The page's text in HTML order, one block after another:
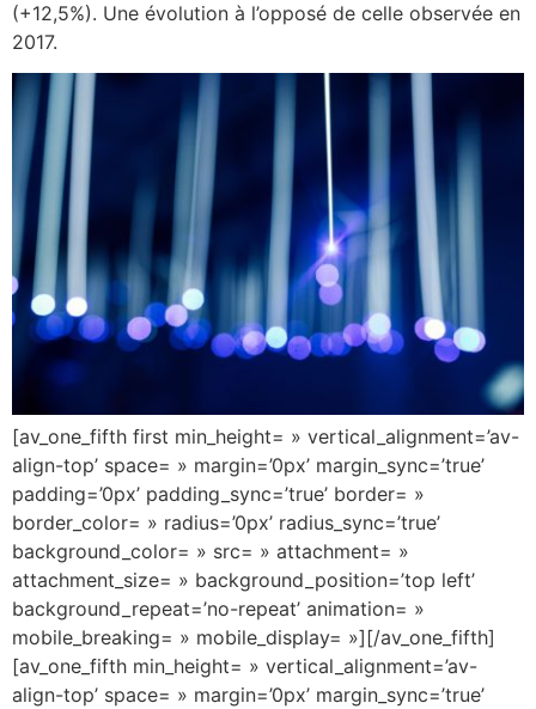
(+12,5%). Une évolution à l’opposé de celle observée en
2017.
[av_one_fifth first min_height= » vertical_alignment=’av-
align-top’ space= » margin=’0px’ margin_sync=’true’
padding=’0px’ padding_sync=’true’ border= »
border_color= » radius=’0px’ radius_sync=’true’
background_color= » src= » attachment= »
attachment_size= » background_position=’top left’
background_repeat=’no-repeat’ animation= »
mobile_breaking= » mobile_display= »][/av_one_fifth]
[av_one_fifth min_height= » vertical_alignment=’av-
align-top’ space= » margin=’0px’ margin_sync=’true’